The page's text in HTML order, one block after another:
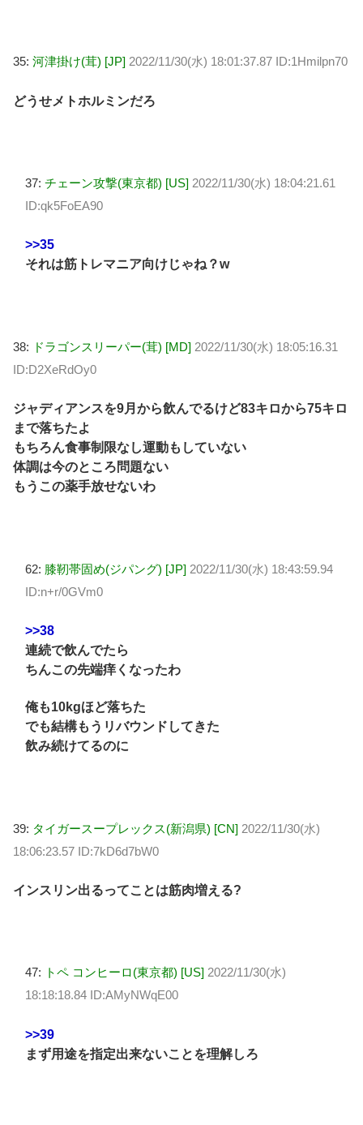
35: 河津掛け(茸) [JP] 2022/11/30(水) 18:01:37.87 ID:1Hmilpn70
どうせメトホルミンだろ
37: チェーン攻撃(東京都) [US] 2022/11/30(水) 18:04:21.61
ID:qk5FoEA90
>>35
それは筋トレマニア向けじゃね？w
38: ドラゴンスリーパー(茸) [MD] 2022/11/30(水) 18:05:16.31
ID:D2XeRdOy0
ジャディアンスを9月から飲んでるけど83キロから75キロ
まで落ちたよ
もちろん食事制限なし運動もしていない
体調は今のところ問題ない
もうこの薬手放せないわ
62: 膝靭帯固め(ジパング) [JP] 2022/11/30(水) 18:43:59.94
ID:n+r/0GVm0
>>38
連続で飲んでたら
ちんこの先端痒くなったわ
俺も10kgほど落ちた
でも結構もうリバウンドしてきた
飲み続けてるのに
39: タイガースープレックス(新潟県) [CN] 2022/11/30(水)
18:06:23.57 ID:7kD6d7bW0
インスリン出るってことは筋肉増える?
47: トペ コンヒーロ(東京都) [US] 2022/11/30(水)
18:18:18.84 ID:AMyNWqE00
>>39
まず用途を指定出来ないことを理解しろ